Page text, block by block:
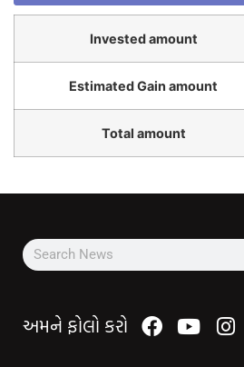
Invested amount
Estimated Gain amount
Total amount
અમને ફોલો કરો